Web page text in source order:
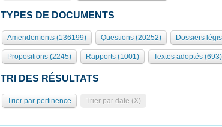
TYPES DE DOCUMENTS
Amendements (136199) Questions (20252) Dossiers
Propositions (2245) Rapports (1001) Textes adoptés (693)
TRI DES RÉSULTATS
Trier par pertinence Trier par date (X)